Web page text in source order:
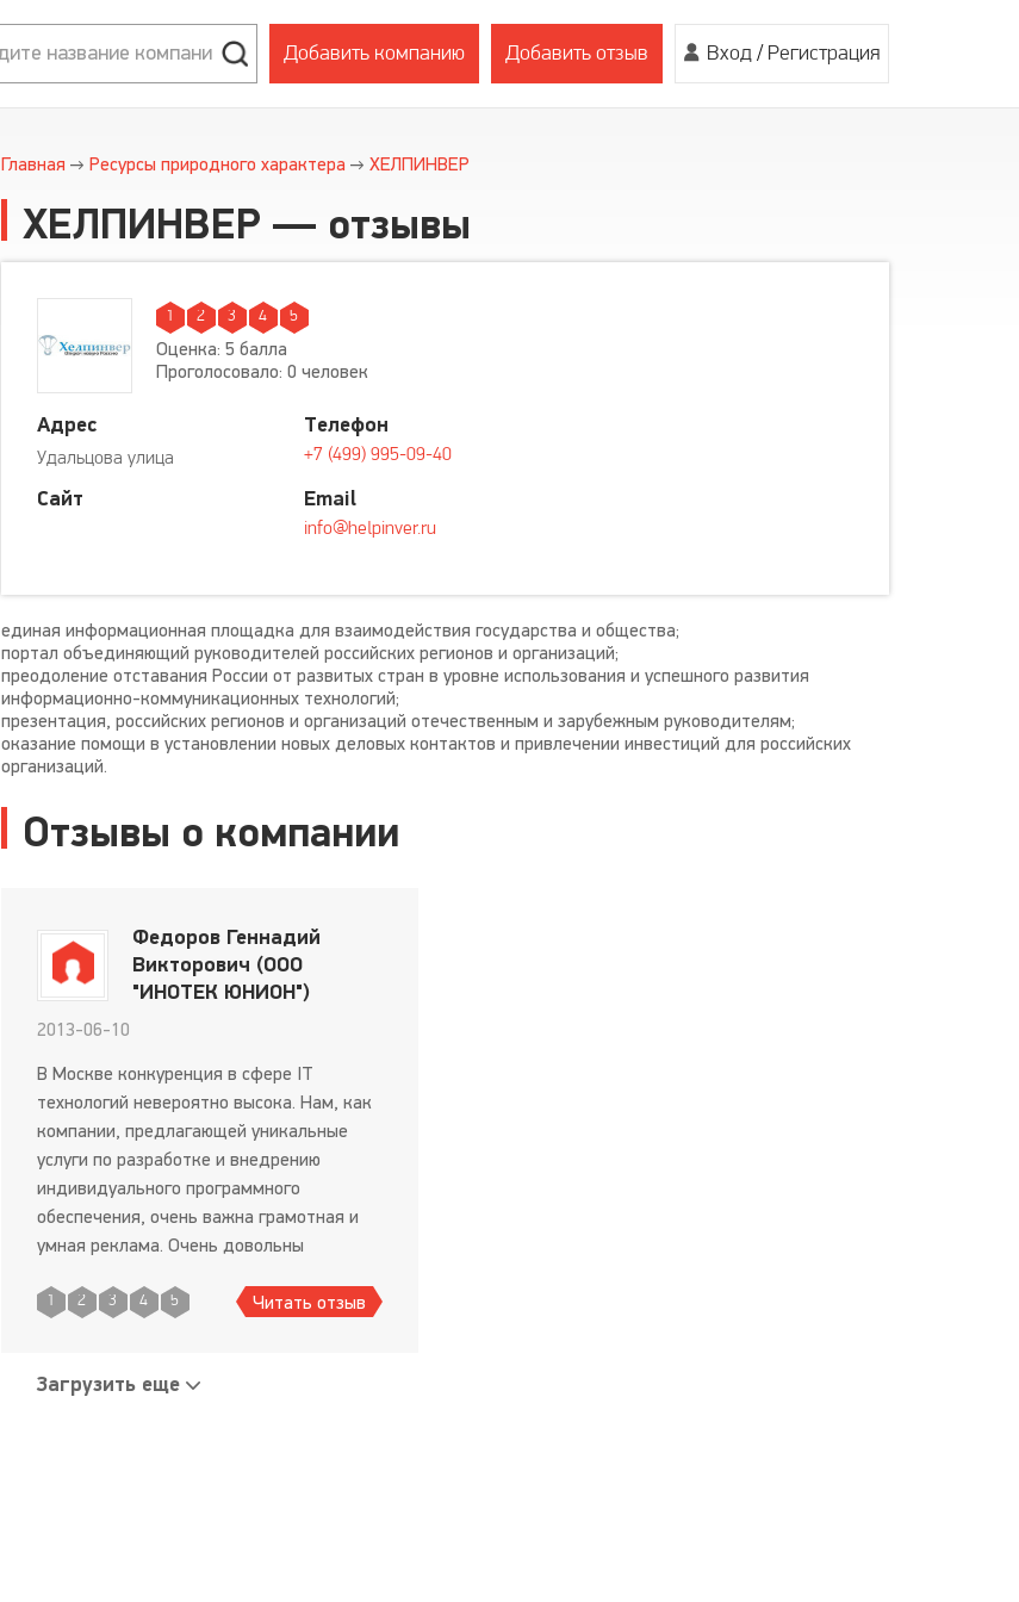
Добавить компанию Добавить отзыв Вход/ Регистрация
Главная Ресурсы природного характера ХЕЛПИНВЕР
ХЕЛПИНВЕР — отзывы
1 2 3 4 5
Оценка: 5 балла
Проголосовало: 0 человек
Адрес
Удальцова улица
Телефон
+7 (499) 995-09-40
Сайт Email
info@helpinver.ru
единая информационная площадка для взаимодействия государства и общества;
портал объединяющий руководителей российских регионов и организаций;
преодоление отставания России от развитых стран в уровне использования и успешного развития
информационно-коммуникационных технологий;
презентация, российских регионов и организаций отечественным и зарубежным руководителям;
оказание помощи в установлении новых деловых контактов и привлечении инвестиций для российских
организаций.
Отзывы о компании
Федоров Геннадий
Викторович (ООО
"ИНОТЕК ЮНИОН")
2013-06-10
В Москве конкуренция в сфере IT
технологий невероятно высока. Нам, как
компании, предлагающей уникальные
услуги по разработке и внедрению
индивидуального программного
обеспечения, очень важна грамотная и
умная реклама. Очень довольны
«Хелпинвер» — обращаются новые
1 2 3 4 5 Читать отзыв
Загрузить еще